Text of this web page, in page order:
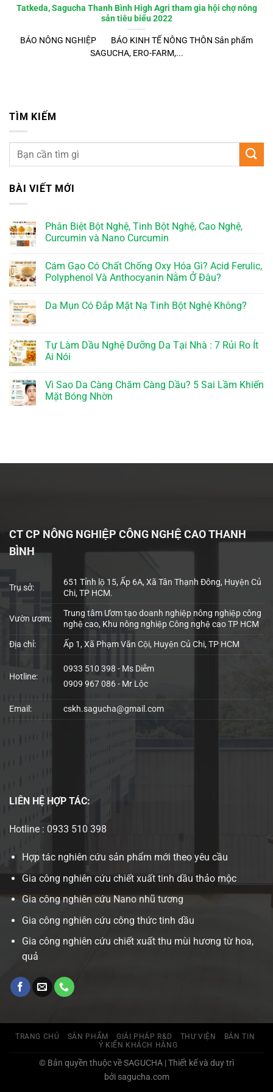
Tatkeda, Sagucha Thanh Bình High Agri tham gia hội chợ nông
sản tiêu biểu 2022
BÁO NÔNG NGHIỆP BÁO KINH TẾ NÔNG THÔN Sản phẩm
SAGUCHA, ERO-FARM,...
TÌM KIẾM
BÀI VIẾT MỚI
Phân Biệt Bột Nghệ, Tinh Bột Nghệ, Cao Nghệ,
Curcumin và Nano Curcumin
Cám Gạo Có Chất Chống Oxy Hóa Gì? Acid Ferulic,
Polyphenol Và Anthocyanin Nằm Ở Đâu?
Da Mụn Có Đắp Mặt Nạ Tinh Bột Nghệ Không?
Tự Làm Dầu Nghệ Dưỡng Da Tại Nhà : 7 Rủi Ro Ít
Ai Nói
Vì Sao Da Càng Chăm Càng Dầu? 5 Sai Lầm Khiến
Mặt Bóng Nhờn
CT CP NÔNG NGHIỆP CÔNG NGHỆ CAO THANH
BÌNH
Trụ sở:
651 Tỉnh lộ 15, Ấp 6A, Xã Tân Thạnh Đông, Huyện Củ
Chi, TP HCM.
Vườn ươm:
Trung tâm Ươm tạo doanh nghiệp nông nghiệp công
nghệ cao, Khu nông nghiệp Công nghệ cao TP HCM
Địa chỉ: Ấp 1, Xã Phạm Văn Cội, Huyện Củ Chi, TP HCM
Hotline:
0933 510 398 - Ms Diễm
0909 967 086 - Mr Lộc
Email: cskh.sagucha@gmail.com
LIÊN HỆ HỢP TÁC:
Hotline : 0933 510 398
Hợp tác nghiên cứu sản phẩm mới theo yêu cầu
Gia công nghiên cứu chiết xuất tinh dầu thảo mộc
Gia công nghiên cứu Nano nhũ tương
Gia công nghiên cứu công thức tinh dầu
Gia công nghiên cứu chiết xuất thu mùi hương từ hoa,
quả
TRANG CHỦ SẢN PHẨM GIẢI PHÁP R&D THƯ VIỆN
BẢN TIN
Ý KIẾN KHÁCH HÀNG
© Bản quyền thuộc về SAGUCHA | Thiết kế và duy trì
bởi sagucha.com